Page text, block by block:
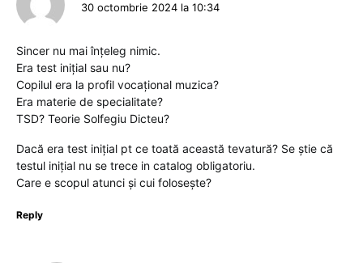
30 octombrie 2024 la 10:34
Sincer nu mai înțeleg nimic.
Era test inițial sau nu?
Copilul era la profil vocațional muzica?
Era materie de specialitate?
TSD? Teorie Solfegiu Dicteu?
Dacă era test inițial pt ce toată această tevatură? Se știe că
testul inițial nu se trece in catalog obligatoriu.
Care e scopul atunci și cui folosește?
Reply